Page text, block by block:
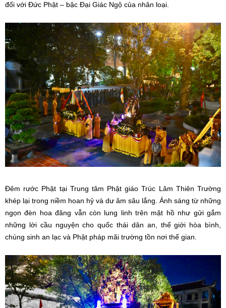
đối với Đức Phật – bậc Đại Giác Ngộ của nhân loại.
Đêm rước Phật tại Trung tâm Phật giáo Trúc Lâm Thiên Trường
khép lại trong niềm hoan hỷ và dư âm sâu lắng. Ánh sáng từ những
ngọn đèn hoa đăng vẫn còn lung linh trên mặt hồ như gửi gắm
những lời cầu nguyện cho quốc thái dân an, thế giới hòa bình,
chúng sinh an lạc và Phật pháp mãi trường tồn nơi thế gian.